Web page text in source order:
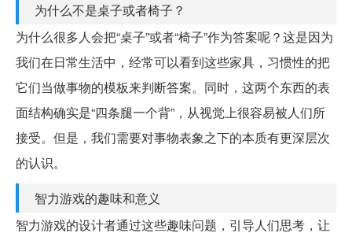
为什么不是桌子或者椅子？
为什么很多人会把“桌子”或者“椅子”作为答案呢？这是因为
我们在日常生活中，经常可以看到这些家具，习惯性的把
它们当做事物的模板来判断答案。同时，这两个东西的表
面结构确实是“四条腿一个背”，从视觉上很容易被人们所
接受。但是，我们需要对事物表象之下的本质有更深层次
的认识。
智力游戏的趣味和意义
智力游戏的设计者通过这些趣味问题，引导人们思考，让